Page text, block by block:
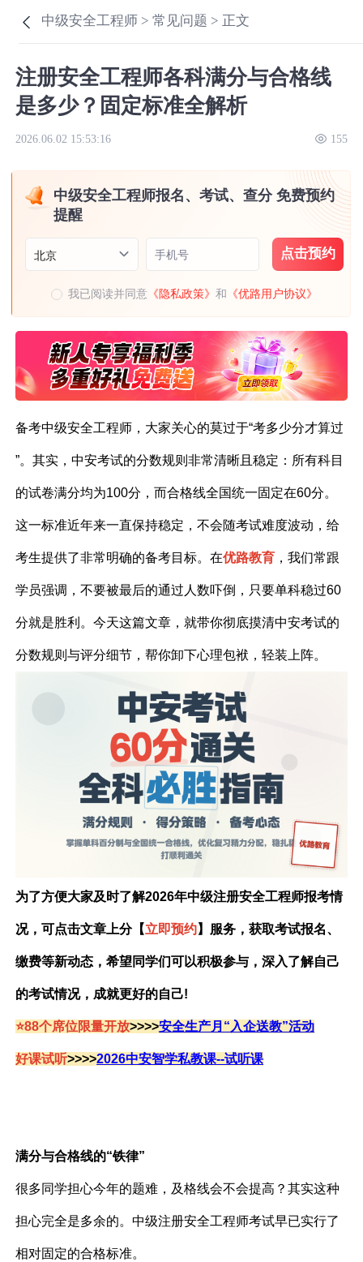
中级安全工程师 >常见问题 > 正文
注册安全工程师各科满分与合格线
是多少？固定标准全解析
2026.06.02 15:53:16 155
中级安全工程师报名、考试、查分 免费预约
提醒
北京 手机号 点击预约
我已阅读并同意 《隐私政策》和 《优路用户协议》
备考中级安全工程师，大家关心的莫过于“考多少分才算过
”。其实，中安考试的分数规则非常清晰且稳定：所有科目
的试卷满分均为100分，而合格线全国统一固定在60分。
这一标准近年来一直保持稳定，不会随考试难度波动，给
考生提供了非常明确的备考目标。在优路教育 ，我们常跟
学员强调，不要被最后的通过人数吓倒，只要单科稳过60
分就是胜利。今天这篇文章，就带你彻底摸清中安考试的
分数规则与评分细节，帮你卸下心理包袱，轻装上阵。
为了方便大家及时了解2026年中级注册安全工程师报考情
况，可点击文章上分【立即预约】服务，获取考试报名、
缴费等新动态，希望同学们可以积极参与，深入了解自己
的考试情况，成就更好的自己!
⭐88个席位限量开放>>>>安全生产月“入企送教”活动
好课试听>>>>2026中安智学私教课--试听课
满分与合格线的“铁律”
很多同学担心今年的题难，及格线会不会提高？其实这种
担心完全是多余的。中级注册安全工程师考试早已实行了
相对固定的合格标准。